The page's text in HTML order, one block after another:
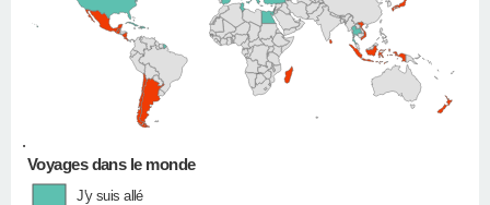
•
Voyages dans le monde
J'y suis allé